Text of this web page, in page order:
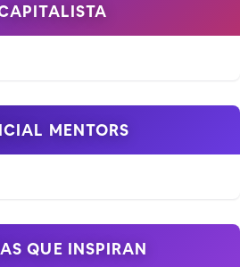
MENTORS
QUE INSPIRAN